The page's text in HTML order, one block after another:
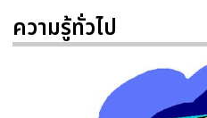
ความรู้ทั่วไป